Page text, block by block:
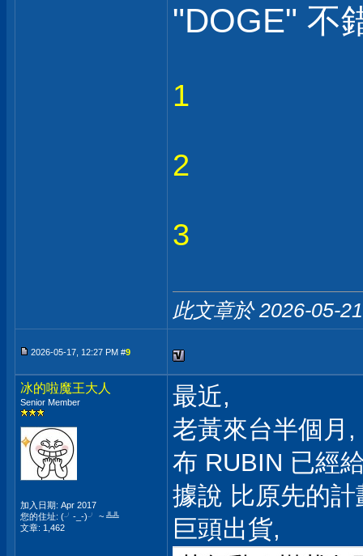
"DOGE" 不
1
2
3
此文章於 2026-05-
2026-05-17, 12:27 PM #9
冰的啦魔王大人
Senior Member
加入日期: Apr 2017
您的住址: (╯-_-)╯ ~ ╩╩
文章: 1,462
最近,
老黃來台半個月
布 RUBIN 已經
據說 比原先的
巨頭出貨,